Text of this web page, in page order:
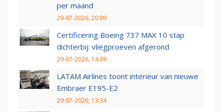
per maand
29-07-2026, 20:09
Certificering Boeing 737 MAX 10 stap
dichterbij: vliegproeven afgerond
29-07-2026, 14:09
LATAM Airlines toont interieur van nieuwe
Embraer E195-E2
29-07-2026, 13:34